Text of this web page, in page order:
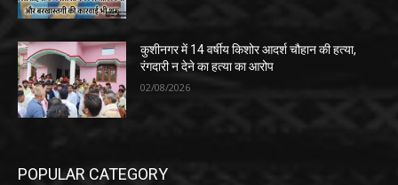
कुशीनगर में 14 वर्षीय किशोर आदर्श चौहान की हत्या,
रंगदारी न देने का हत्या का आरोप
02/08/2026
POPULAR CATEGORY